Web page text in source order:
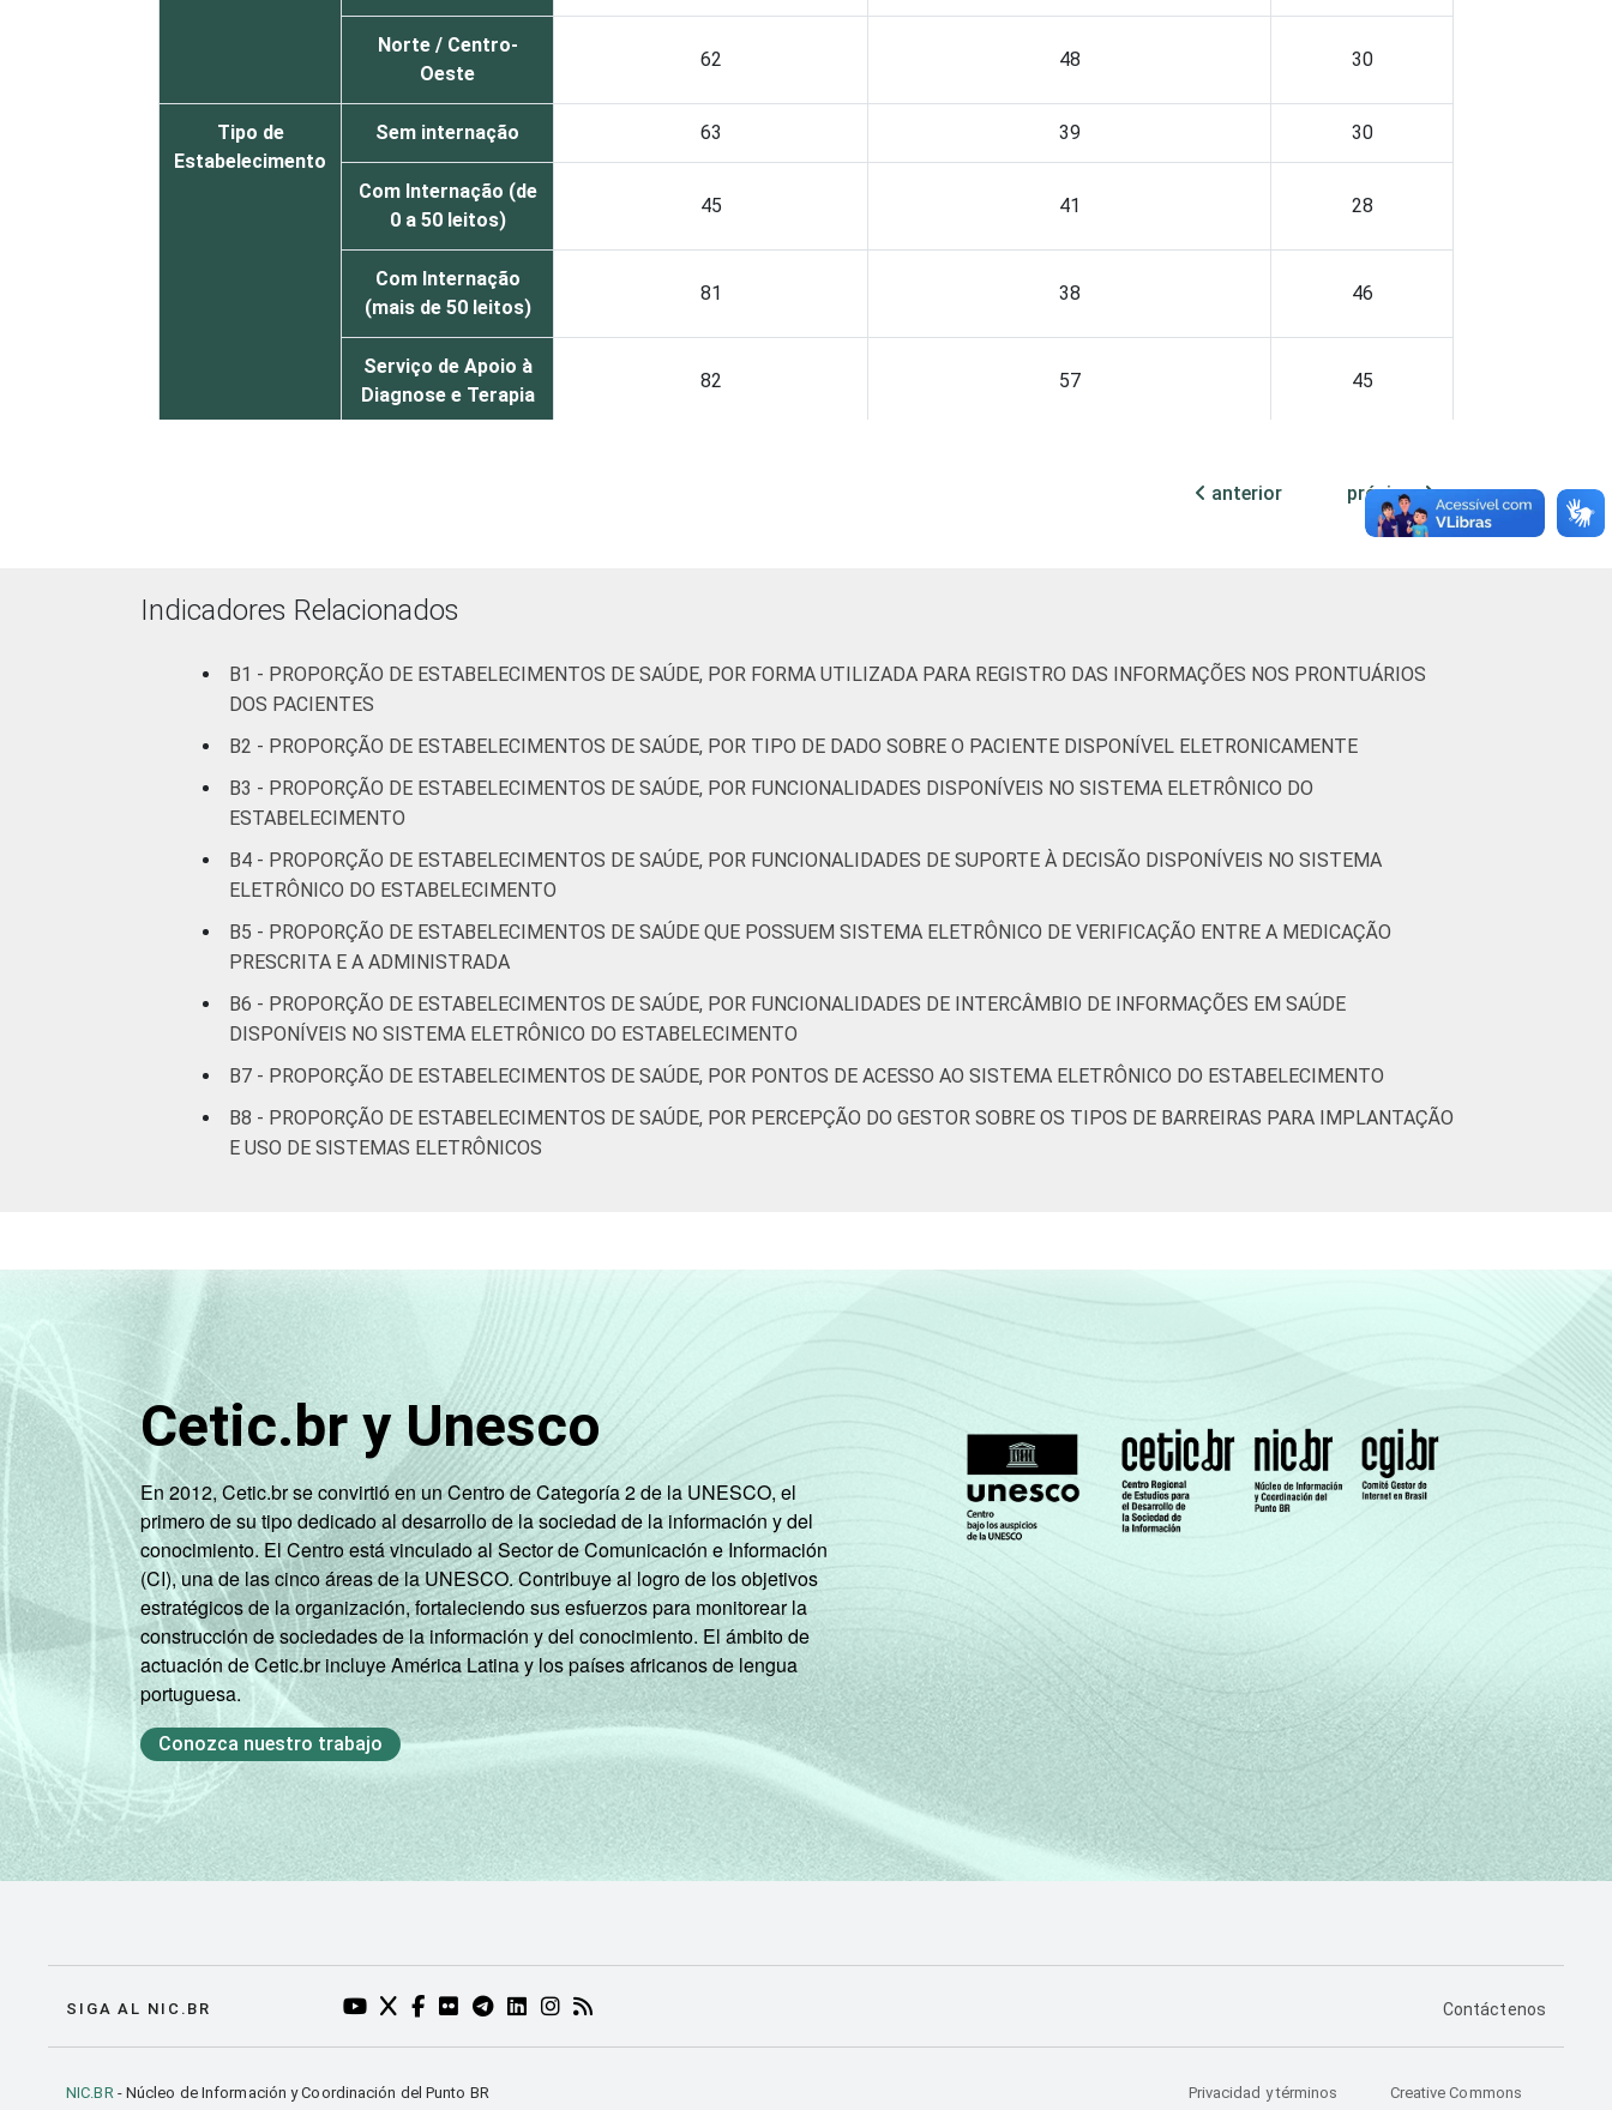
Norte / Centro-
Oeste
62 48 30
Tipo de
Estabelecimento
Sem internação 63 39 30
Com Internação (de
0 a 50 leitos)
45 41 28
Com Internação
(mais de 50 leitos)
81 38 46
Serviço de Apoio à
Diagnose e Terapia
82 57 45
pesquisa-tic-saude-2013/
Estimativa: 68.365 estabelecimentos. Respostas estimuladas. Dados coletados entre fevereiro de 2013 e junho de 2013.
Fonte: NIC.br - fev 2013 / jun 2013
anterior próxima
Indicadores Relacionados
B1 - PROPORÇÃO DE ESTABELECIMENTOS DE SAÚDE, POR FORMA UTILIZADA PARA REGISTRO DAS INFORMAÇÕES NOS PRONTUÁRIOS
DOS PACIENTES
B2 - PROPORÇÃO DE ESTABELECIMENTOS DE SAÚDE, POR TIPO DE DADO SOBRE O PACIENTE DISPONÍVEL ELETRONICAMENTE
B3 - PROPORÇÃO DE ESTABELECIMENTOS DE SAÚDE, POR FUNCIONALIDADES DISPONÍVEIS NO SISTEMA ELETRÔNICO DO
ESTABELECIMENTO
B4 - PROPORÇÃO DE ESTABELECIMENTOS DE SAÚDE, POR FUNCIONALIDADES DE SUPORTE À DECISÃO DISPONÍVEIS NO SISTEMA
ELETRÔNICO DO ESTABELECIMENTO
B5 - PROPORÇÃO DE ESTABELECIMENTOS DE SAÚDE QUE POSSUEM SISTEMA ELETRÔNICO DE VERIFICAÇÃO ENTRE A MEDICAÇÃO
PRESCRITA E A ADMINISTRADA
B6 - PROPORÇÃO DE ESTABELECIMENTOS DE SAÚDE, POR FUNCIONALIDADES DE INTERCÂMBIO DE INFORMAÇÕES EM SAÚDE
DISPONÍVEIS NO SISTEMA ELETRÔNICO DO ESTABELECIMENTO
B7 - PROPORÇÃO DE ESTABELECIMENTOS DE SAÚDE, POR PONTOS DE ACESSO AO SISTEMA ELETRÔNICO DO ESTABELECIMENTO
B8 - PROPORÇÃO DE ESTABELECIMENTOS DE SAÚDE, POR PERCEPÇÃO DO GESTOR SOBRE OS TIPOS DE BARREIRAS PARA IMPLANTAÇÃO
E USO DE SISTEMAS ELETRÔNICOS
Cetic.br y Unesco
En 2012, Cetic.br se convirtió en un Centro de Categoría 2 de la UNESCO, el
primero de su tipo dedicado al desarrollo de la sociedad de la información y del
conocimiento. El Centro está vinculado al Sector de Comunicación e Información
(CI), una de las cinco áreas de la UNESCO. Contribuye al logro de los objetivos
estratégicos de la organización, fortaleciendo sus esfuerzos para monitorear la
construcción de sociedades de la información y del conocimiento. El ámbito de
actuación de Cetic.br incluye América Latina y los países africanos de lengua
portuguesa.
Conozca nuestro trabajo
SIGA AL NIC.BR YOUTUBE DO NIC.BR (ABRE EM NOVA ABA)
TWITTER DO NIC.BR (ABRE EM NOVA ABA)
FACEBOOK DO NIC.BR (ABRE EM NOVA ABA)
FLICKR DO NIC.BR (ABRE EM NOVA ABA)
TELEGRAM DO NIC.BR (ABRE EM NOVA ABA)
LINKEDIN DO NIC.BR (ABRE EM NOVA ABA)
INSTAGRAM DO NIC.BR (ABRE EM NOVA ABA)
RSS DO NIC.BR (ABRE EM NOVA ABA) PÁGINA DE
Contáctenos
NIC.BR- Núcleo de Información y Coordinación del Punto BR Privacidad y términos Creative Commons